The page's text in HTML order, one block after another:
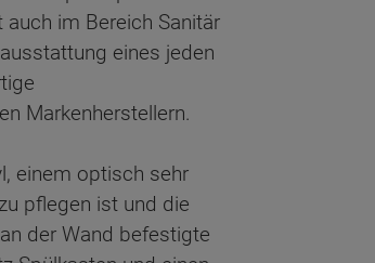
im Bereich Sanitär
eines jeden
Markenherstellern.
einem optisch sehr
pflegen ist und die
der Wand befestigte